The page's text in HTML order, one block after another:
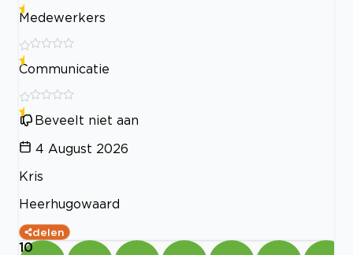
Medewerkers
Communicatie
Beveelt niet aan
4 August 2026
Kris
Heerhugowaard
delen
10